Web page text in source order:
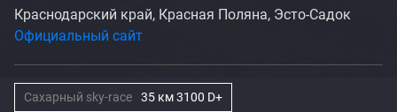
Краснодарский край, Красная Поляна, Эсто-Садок
Официальный сайт
Сахарный sky-race 35 км 3100 D+